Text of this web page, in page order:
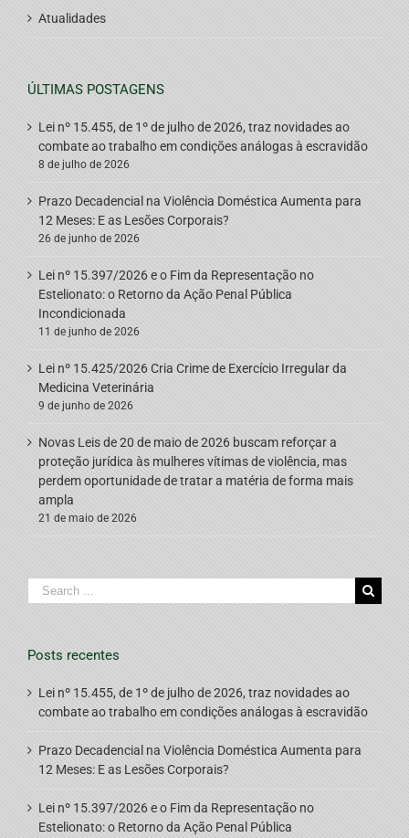
Atualidades
ÚLTIMAS POSTAGENS
Lei nº 15.455, de 1º de julho de 2026, traz novidades ao
combate ao trabalho em condições análogas à escravidão
8 de julho de 2026
Prazo Decadencial na Violência Doméstica Aumenta para
12 Meses: E as Lesões Corporais?
26 de junho de 2026
Lei nº 15.397/2026 e o Fim da Representação no
Estelionato: o Retorno da Ação Penal Pública
Incondicionada
11 de junho de 2026
Lei nº 15.425/2026 Cria Crime de Exercício Irregular da
Medicina Veterinária
9 de junho de 2026
Novas Leis de 20 de maio de 2026 buscam reforçar a
proteção jurídica às mulheres vítimas de violência, mas
perdem oportunidade de tratar a matéria de forma mais
ampla
21 de maio de 2026
Search
for:
Posts recentes
Lei nº 15.455, de 1º de julho de 2026, traz novidades ao
combate ao trabalho em condições análogas à escravidão
Prazo Decadencial na Violência Doméstica Aumenta para
12 Meses: E as Lesões Corporais?
Lei nº 15.397/2026 e o Fim da Representação no
Estelionato: o Retorno da Ação Penal Pública